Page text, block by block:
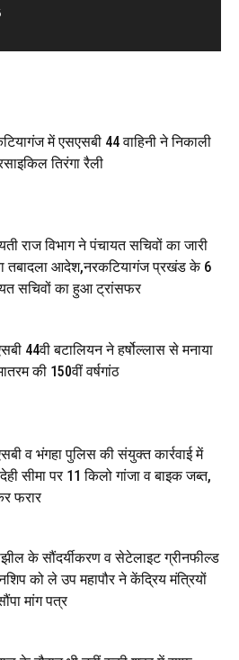
5 July 2026
में 1.24 क्विंटल गांजा के साथ बोलेरो ज़ब्त, दो
4 July 2026
जॉंच को सोना-चांदी दुकानों का एसडीपीओ और
निरीक्षण, 19 June 2026
ने मां के साथ मिलकर की भाई की हत्या, शव
14 June 2026
सरकार, 12 साल विश्वास के, मीडिया संवाद में
सिंह, 13 June 2026
में एसएसबी 44 वाहिनी ने निकाली
तिरंगा रैली
राज विभाग ने पंचायत सचिवों का जारी
तबादला आदेश,नरकटियागंज प्रखंड के 6
सचिवों का हुआ ट्रांसफर
44वी बटालियन ने हर्षोल्लास से मनाया
की 150वीं वर्षगांठ
व भंगहा पुलिस की संयुक्त कार्रवाई में
सीमा पर 11 किलो गांजा व बाइक जब्त,
फरार
के सौंदर्यीकरण व सेटेलाइट ग्रीनफील्ड
को ले उप महापौर ने केंद्रिय मंत्रियों
मांग पत्र